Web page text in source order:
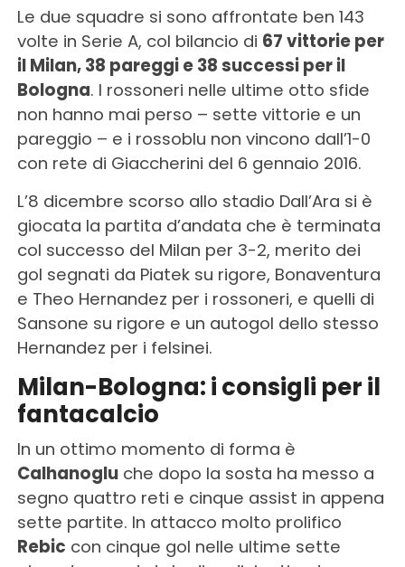
Le due squadre si sono affrontate ben 143
volte in Serie A, col bilancio di 67 vittorie per
il Milan, 38 pareggi e 38 successi per il
Bologna. I rossoneri nelle ultime otto sfide
non hanno mai perso – sette vittorie e un
pareggio – e i rossoblu non vincono dall’1-0
con rete di Giaccherini del 6 gennaio 2016.
L’8 dicembre scorso allo stadio Dall’Ara si è
giocata la partita d’andata che è terminata
col successo del Milan per 3-2, merito dei
gol segnati da Piatek su rigore, Bonaventura
e Theo Hernandez per i rossoneri, e quelli di
Sansone su rigore e un autogol dello stesso
Hernandez per i felsinei.
Milan-Bologna: i consigli per il
fantacalcio
In un ottimo momento di forma è
Calhanogluche dopo la sosta ha messo a
segno quattro reti e cinque assist in appena
sette partite. In attacco molto prolifico
Rebic con cinque gol nelle ultime sette